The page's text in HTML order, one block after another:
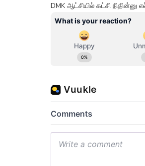
DMK ஆட்சியில் கட்சி நிதின்னு